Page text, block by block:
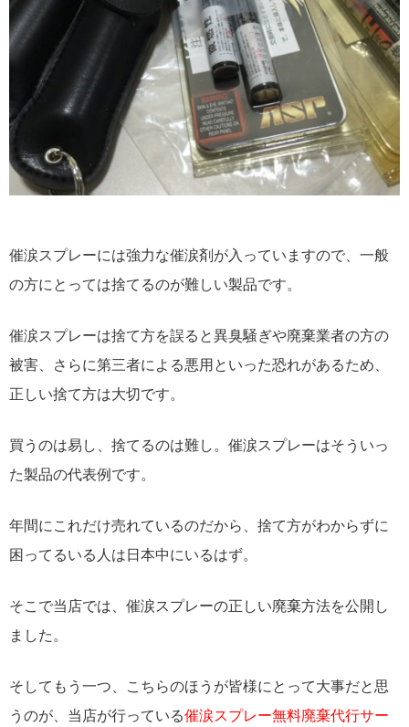
催涙スプレーには強力な催涙剤が入っていますので、一般
の方にとっては捨てるのが難しい製品です。
催涙スプレーは捨て方を誤ると異臭騒ぎや廃棄業者の方の
被害、さらに第三者による悪用といった恐れがあるため、
正しい捨て方は大切です。
買うのは易し、捨てるのは難し。催涙スプレーはそういっ
た製品の代表例です。
年間にこれだけ売れているのだから、捨て方がわからずに
困ってるいる人は日本中にいるはず。
そこで当店では、催涙スプレーの正しい廃棄方法を公開し
ました。
そしてもう一つ、こちらのほうが皆様にとって大事だと思
うのが、当店が行っている催涙スプレー無料廃棄代行サー